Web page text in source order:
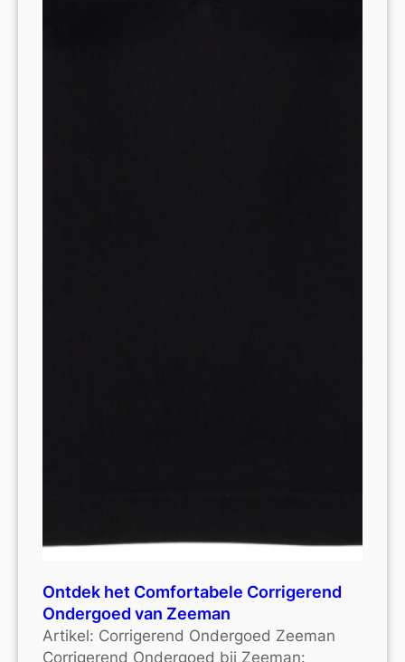
Ontdek het Comfortabele Corrigerend
Ondergoed van Zeeman
Artikel: Corrigerend Ondergoed Zeeman
Corrigerend Ondergoed bij Zeeman: